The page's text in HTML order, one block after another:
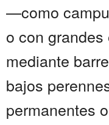
—como
o con
mediante
bajos
permanentes